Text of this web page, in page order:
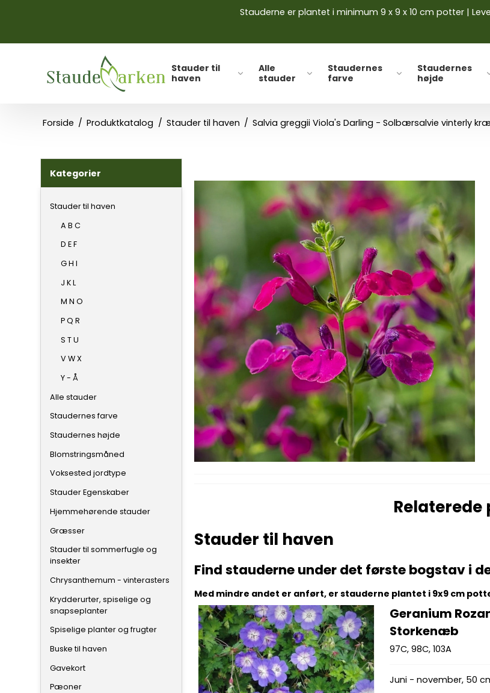
Stauderne er plantet i minimum 9 x 9 x 10 cm potter |
Stauder til
haven
Alle
stauder
Staudernes
farve
Staudernes
højde
Forside / Produktkatalog / Stauder til haven / Salvia greggii Viola's Darling - Solbærsalvie vinterly
Kategorier
Stauder til haven
A B C
D E F
G H I
J K L
M N O
P Q R
S T U
V W X
Y - Å
Alle stauder
Staudernes farve
Staudernes højde
Blomstringsmåned
Voksested jordtype
Stauder Egenskaber
Hjemmehørende stauder
Græsser
Stauder til sommerfugle og
insekter
Chrysanthemum - vinterasters
Krydderurter, spiselige og
snapseplanter
Spiselige planter og frugter
Buske til haven
Gavekort
Pæoner
Stauder til haven
Find stauderne under det første bogstav i
Med mindre andet er anført, er stauderne plantet i 9x9 cm
Geranium
Storkenæb
97C, 98C, 103A
Juni - november, 50